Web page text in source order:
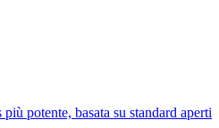
potente, basata su standard aperti